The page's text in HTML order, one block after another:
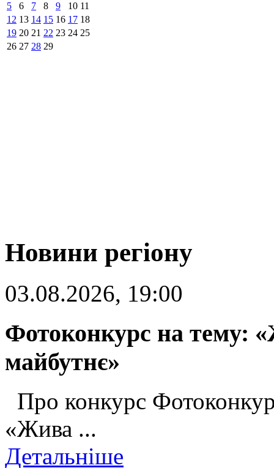
5
6 7 8 9 10 11
12 13 14 15 16 17 18
19 20 21 22 23 24 25
26 27 28 29
Новини регіону
03.08.2026, 19:00
Фотоконкурс на тему:
майбутнє»
Про конкурс
«Жива ...
Детальніше